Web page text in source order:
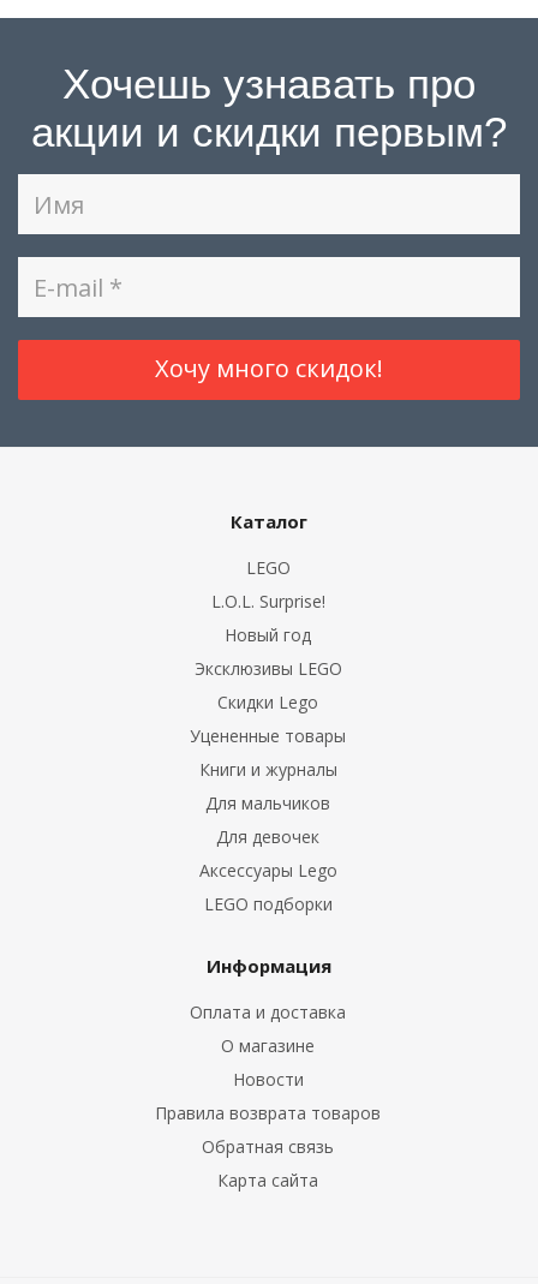
Хочешь узнавать про
акции и скидки первым?
Каталог
LEGO
L.O.L. Surprise!
Новый год
Эксклюзивы LEGO
Скидки Lego
Уцененные товары
Книги и журналы
Для мальчиков
Для девочек
Аксессуары Lego
LEGO подборки
Информация
Оплата и доставка
О магазине
Новости
Правила возврата товаров
Обратная связь
Карта сайта